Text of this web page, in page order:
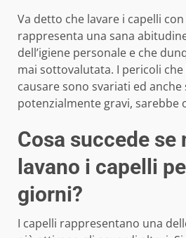
Va detto che lavare i capelli
rappresenta una sana
dell’igiene personale e che
mai sottovalutata. I pericoli che
causare sono svariati ed anche
potenzialmente gravi, sarebbe
Cosa succede se
lavano i capelli
giorni?
I capelli rappresentano una